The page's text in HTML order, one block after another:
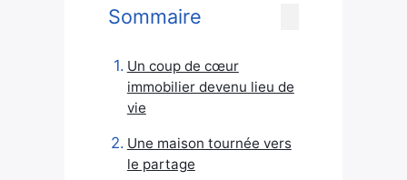
Sommaire
Un coup de cœur
immobilier devenu lieu de
vie
Une maison tournée vers
le partage